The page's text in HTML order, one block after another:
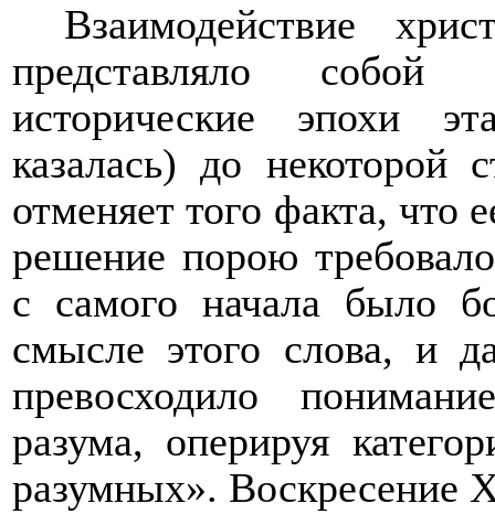
Взаимодействие
представляло
исторические эпохи
казалась) до некоторой
отменяет того факта, что
решение порою
с самого начала было
смысле этого слова, и
превосходило
разума, оперируя
разумных». Воскресение